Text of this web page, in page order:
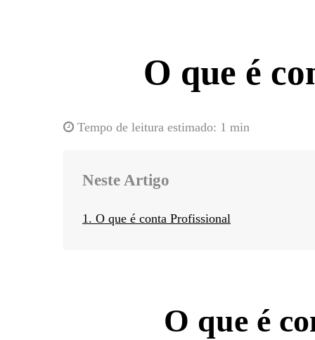
O que é
Tempo de leitura estimado: 1 min
Neste Artigo
1. O que é conta Profissional
O que é